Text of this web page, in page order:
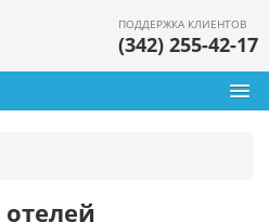
ПОДДЕРЖКА КЛИЕНТОВ
(342) 255-42-17
отелей